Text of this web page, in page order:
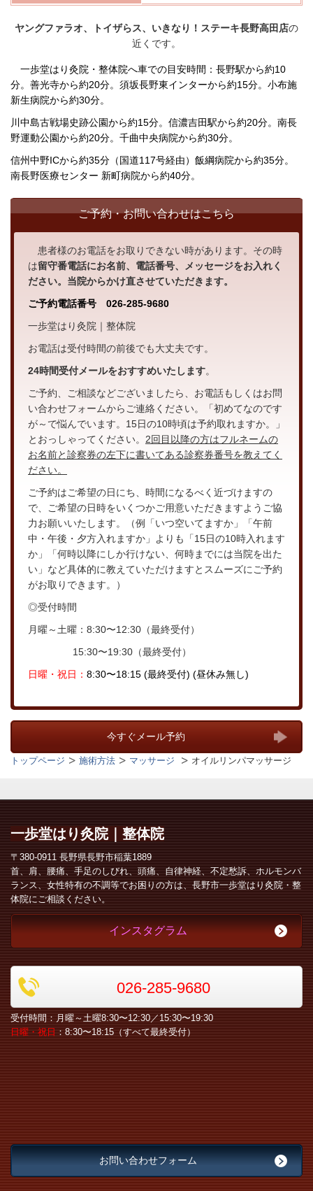
ヤングファラオ、トイザらス、いきなり！ステーキ長野高田店の
近くです。
一歩堂はり灸院・整体院へ車での目安時間：長野駅から約10
分。善光寺から約20分。須坂長野東インターから約15分。 小布施
新生病院から約30分。
川中島古戦場史跡公園から約15分。信濃吉田駅から約20分。南長
野運動公園から約20分。千曲中央病院から約30分。
信州中野ICから約35分（国道117号経由）飯綱病院から約35分。
南長野医療センター 新町病院から約40分。
ご予約・お問い合わせはこちら
患者様のお電話をお取りできない時があります。その時
は留守番電話にお名前、電話番号、メッセージをお入れく
ださい。当院からかけ直させていただきます。
ご予約電話番号 026-285-9680
一歩堂はり灸院｜整体院
お電話は受付時間の前後でも大丈夫です。
24時間受付メールをおすすめいたします。
ご予約、ご相談などございましたら、お電話もしくはお問
い合わせフォームからご連絡ください。「初めてなのです
が～で悩んでいます。15日の10時頃は予約取れますか。」
とおっしゃってください。 2回目以降の方はフルネームの
お名前と診察券の左下に書いてある診察券番号を教えてく
ださい。
ご予約はご希望の日にち、時間になるべく近づけますの
で、ご希望の日時をいくつかご用意いただきますようご協
力お願いいたします。（例「いつ空いてますか」「午前
中・午後・夕方入れますか」よりも「15日の10時入れます
か」「何時以降にしか行けない、何時までには当院を出た
い」など具体的に教えていただけますとスムーズにご予約
がお取りできます。）
◎受付時間
月曜～土曜：8:30〜12:30（最終受付）
15:30〜19:30（最終受付）
日曜・ 祝日： 8:30〜18:15 (最終受付) (昼休み無し)
今すぐメール予約
トップページ 施術方法 マッサージ オイルリンパマッサージ
一歩堂はり灸院｜整体院
〒380-0911 長野県長野市稲葉1889
首、肩、腰痛、手足のしびれ、頭痛、自律神経、不定愁訴、ホルモンバ
ランス、女性特有の不調等でお困りの方は、長野市一歩堂はり灸院・整
体院にご相談ください。
インスタグラム
026-285-9680
受付時間：月曜～土曜8:30〜12:30／15:30〜19:30
日曜・祝日 ：8:30〜18:15（すべて最終受付）
お問い合わせフォーム